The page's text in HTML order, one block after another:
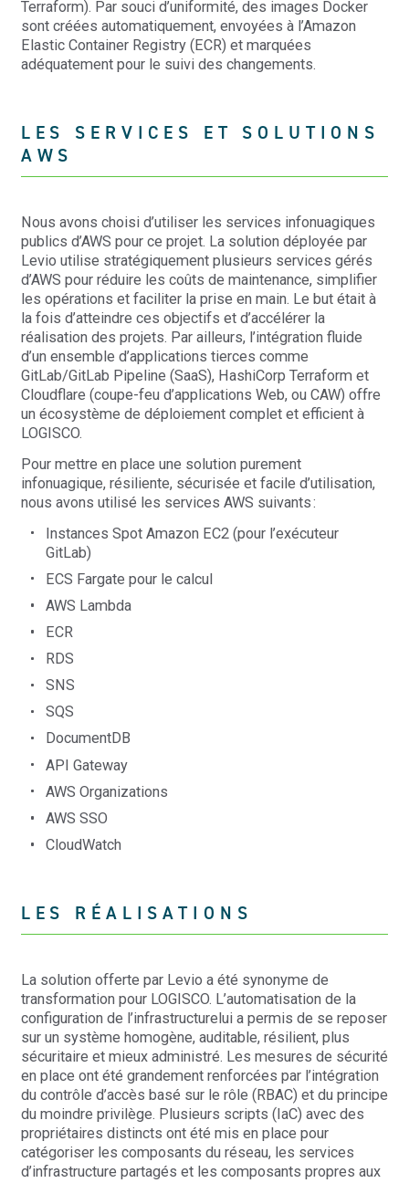
Terraform). Par souci d’uniformité, des images Docker
sont créées automatiquement, envoyées à l’Amazon
Elastic Container Registry (ECR) et marquées
adéquatement pour le suivi des changements.
LES SERVICES ET SOLUTIONS
AWS
Nous avons choisi d’utiliser les services infonuagiques
publics d’AWS pour ce projet. La solution déployée par
Levio utilise stratégiquement plusieurs services gérés
d’AWS pour réduire les coûts de maintenance, simplifier
les opérations et faciliter la prise en main. Le but était à
la fois d’atteindre ces objectifs et d’accélérer la
réalisation des projets. Par ailleurs, l’intégration fluide
d’un ensemble d’applications tierces comme
GitLab/GitLab Pipeline (SaaS), HashiCorp Terraform et
Cloudflare (coupe-feu d’applications Web, ou CAW) offre
un écosystème de déploiement complet et efficient à
LOGISCO.
Pour mettre en place une solution purement
infonuagique, résiliente, sécurisée et facile d’utilisation,
nous avons utilisé les services AWS suivants :
Instances Spot Amazon EC2 (pour l’exécuteur
GitLab)
ECS Fargate pour le calcul
AWS Lambda
ECR
RDS
SNS
SQS
DocumentDB
API Gateway
AWS Organizations
AWS SSO
CloudWatch
LES RÉALISATIONS
La solution offerte par Levio a été synonyme de
transformation pour LOGISCO. L’automatisation de la
configuration de l’infrastructurelui a permis de se reposer
sur un système homogène, auditable, résilient, plus
sécuritaire et mieux administré. Les mesures de sécurité
en place ont été grandement renforcées par l’intégration
du contrôle d’accès basé sur le rôle (RBAC) et du principe
du moindre privilège. Plusieurs scripts (IaC) avec des
propriétaires distincts ont été mis en place pour
catégoriser les composants du réseau, les services
d’infrastructure partagés et les composants propres aux